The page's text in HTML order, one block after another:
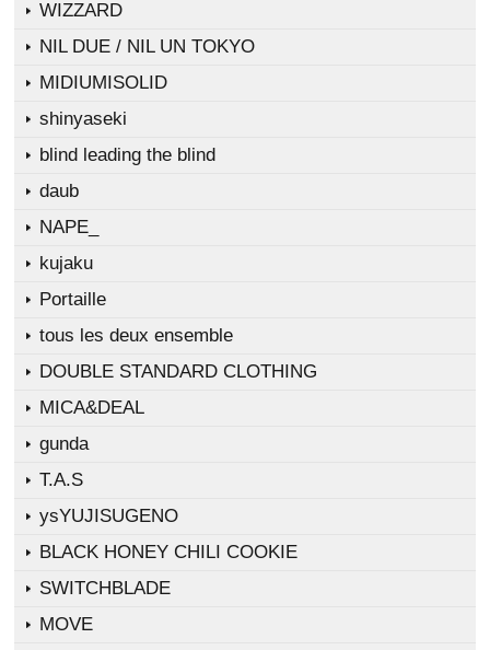
WIZZARD
NIL DUE / NIL UN TOKYO
MIDIUMISOLID
shinyaseki
blind leading the blind
daub
NAPE_
kujaku
Portaille
tous les deux ensemble
DOUBLE STANDARD CLOTHING
MICA&DEAL
gunda
T.A.S
ysYUJISUGENO
BLACK HONEY CHILI COOKIE
SWITCHBLADE
MOVE